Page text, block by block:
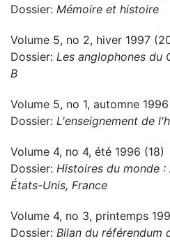
Dossier: Mémoire et histoire
Volume 5, no 2, hiver 1997
Dossier: Les anglophones du
B
Volume 5, no 1, automne
Dossier: L'enseignement de
Volume 4, no 4, été 1996 (18)
Dossier: Histoires du monde :
États-Unis, France
Volume 4, no 3, printemps
Dossier: Bilan du référendum